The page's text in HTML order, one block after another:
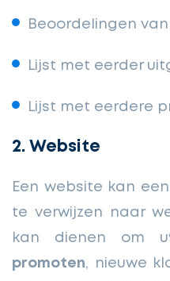
Beoordelingen
Lijst met eerder
Lijst met eerdere
2. Website
Een website kan
te verwijzen naar
kan dienen om
promoten, nieuwe